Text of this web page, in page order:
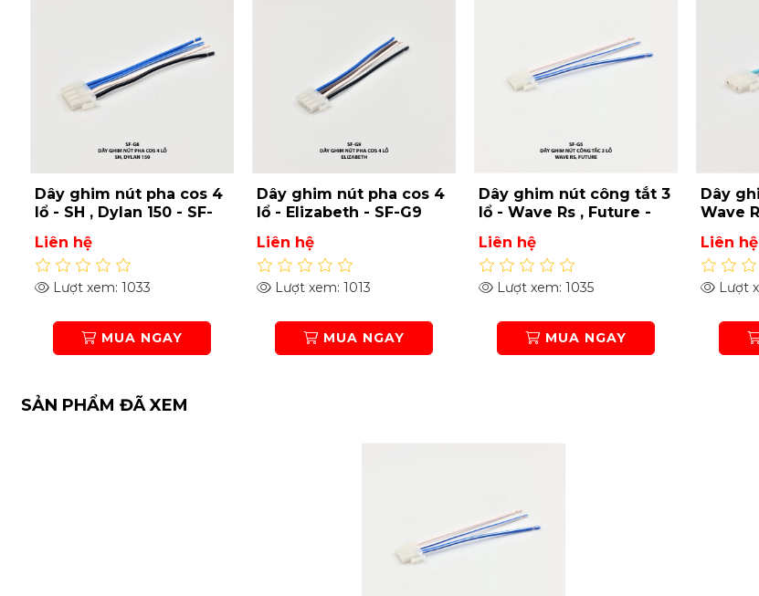
Dây ghim nút pha cos 4
lổ - Elizabeth - SF-G9
Liên hệ
Lượt xem: 1013
MUA NGAY
Dây ghim nút công tắt 3
lổ - Wave Rs , Future -
Liên hệ
Lượt xem: 1035
MUA NGAY
Dây ghim nút kèn -
Wave Rs , Future - SF-
Liên hệ
Lượt xem: 996
MUA NGAY
Dây
- Wave
Liên hệ
Lượt
SẢN PHẨM ĐÃ XEM